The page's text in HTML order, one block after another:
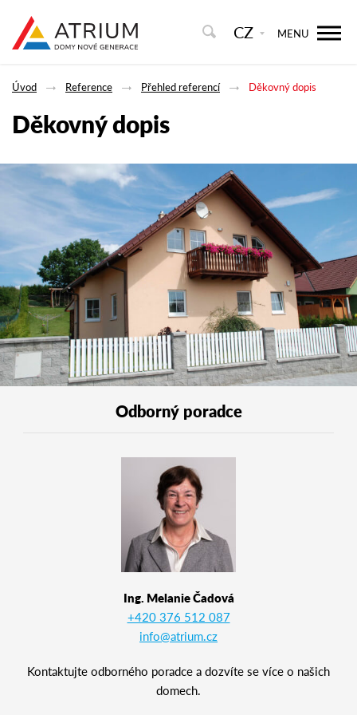
CZ MENU
Úvod Reference Přehled referencí Děkovný dopis
Děkovný dopis
Odborný poradce
Ing. Melanie Čadová
+420 376 512 087
info@atrium.cz
Kontaktujte odborného poradce a dozvíte se více o našich
domech.